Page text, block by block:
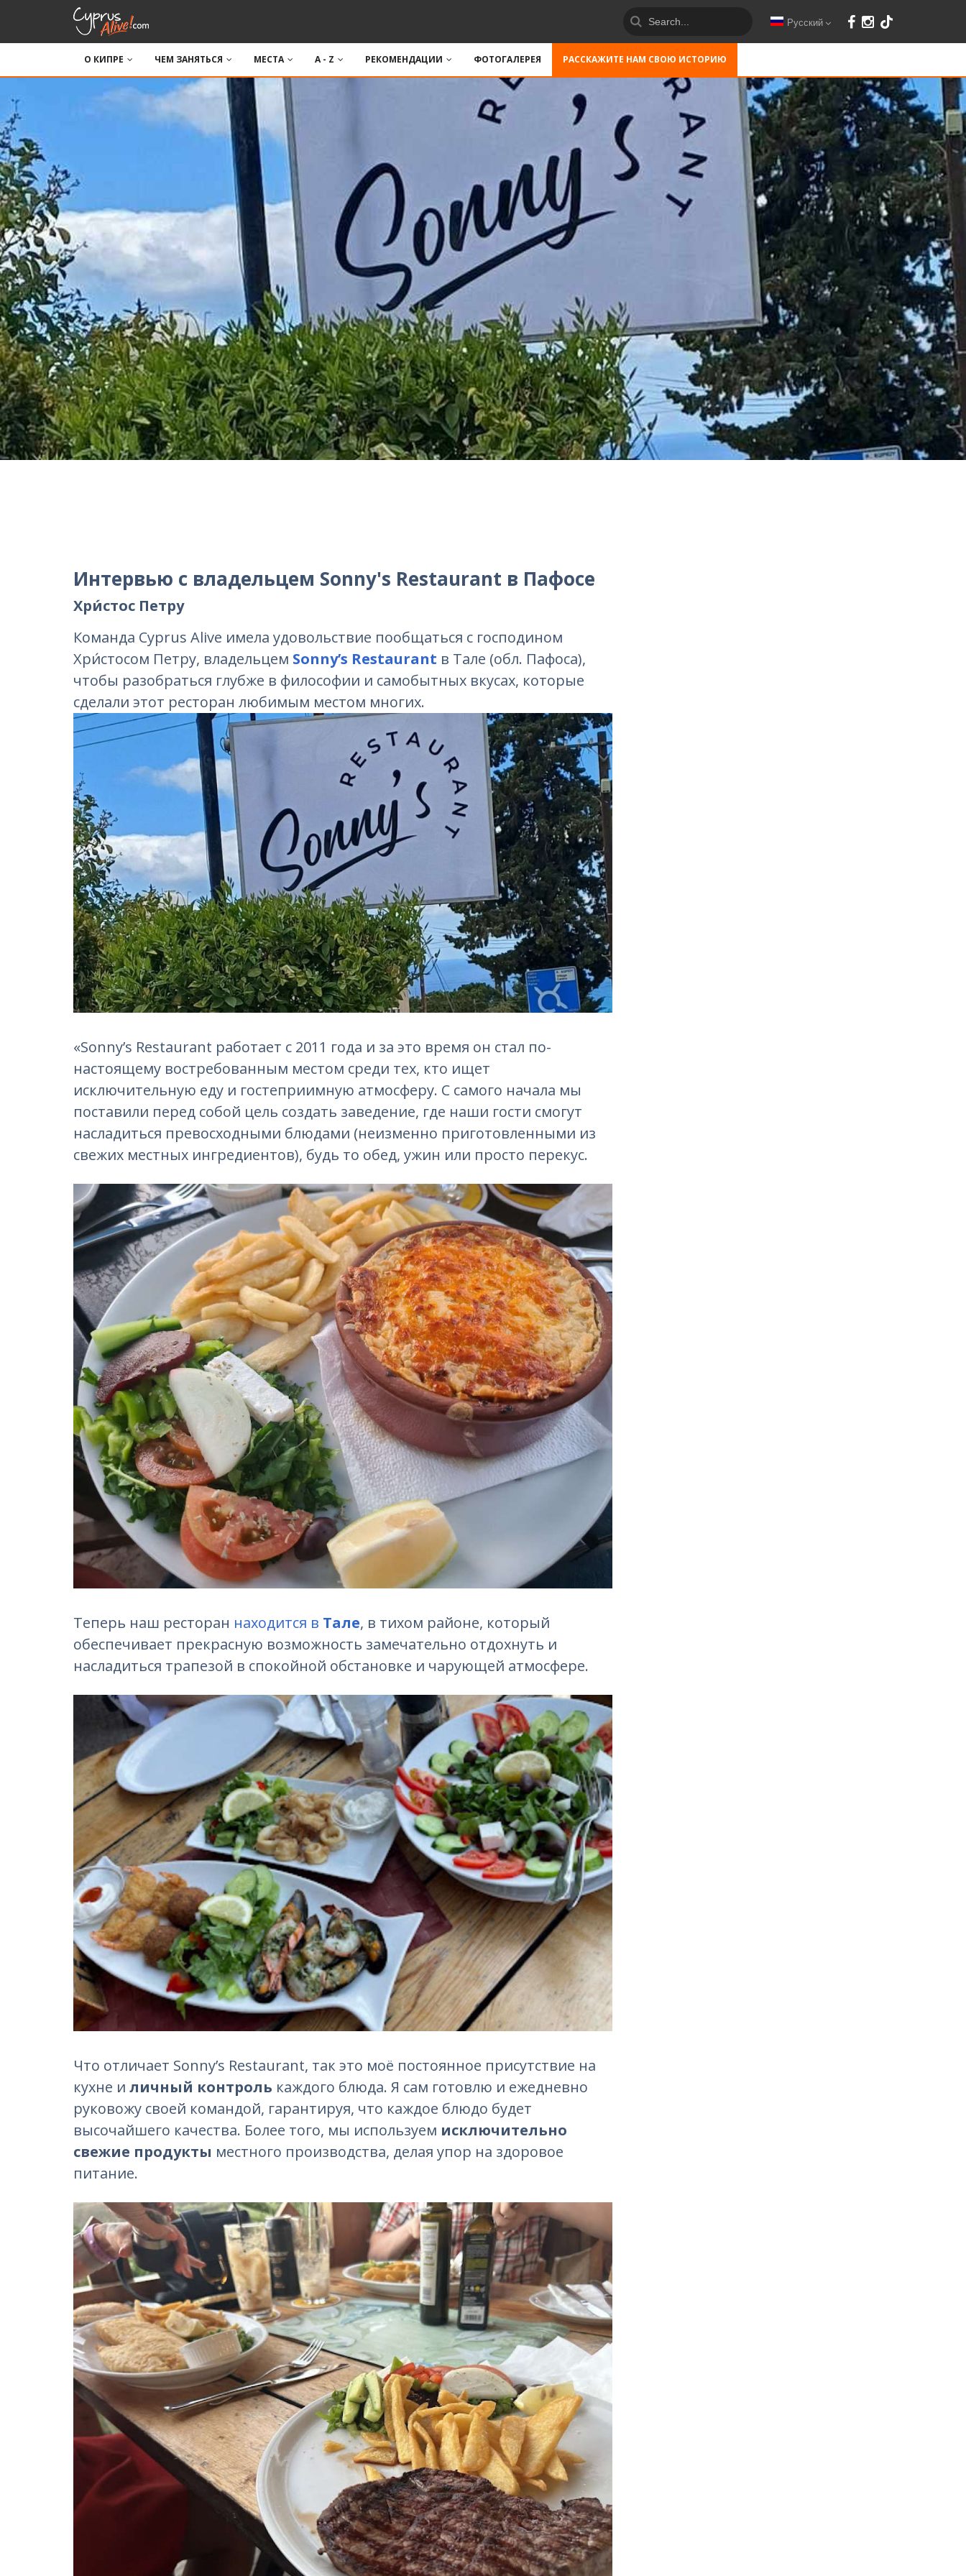
Русский
О КИПРЕ ЧЕМ ЗАНЯТЬСЯ МЕСТА A - Z РЕКОМЕНДАЦИИ ФОТОГАЛЕРЕЯ РАССКАЖИТЕ НАМ СВОЮ ИСТОРИЮ
Интервью с владельцем Sonny's Restaurant в Пафосе
Хри́стос Петру
Команда Cyprus Alive имела удовольствие пообщаться с господином
Хри́стосом Петру, владельцем Sonny’s Restaurant в Тале (обл. Пафоса),
чтобы разобраться глубже в философии и самобытных вкусах, которые
сделали этот ресторан любимым местом многих.
«Sonny’s Restaurant работает с 2011 года и за это время он стал по-
настоящему востребованным местом среди тех, кто ищет
исключительную еду и гостеприимную атмосферу. С самого начала мы
поставили перед собой цель создать заведение, где наши гости смогут
насладиться превосходными блюдами (неизменно приготовленными из
свежих местных ингредиентов), будь то обед, ужин или просто перекус.
Теперь наш ресторан находится в Тале, в тихом районе, который
обеспечивает прекрасную возможность замечательно отдохнуть и
насладиться трапезой в спокойной обстановке и чарующей атмосфере.
Что отличает Sonny’s Restaurant, так это моё постоянное присутствие на
кухне и личный контроль каждого блюда. Я сам готовлю и ежедневно
руковожу своей командой, гарантируя, что каждое блюдо будет
высочайшего качества. Более того, мы используем исключительно
свежие продукты местного производства, делая упор на здоровое
питание.